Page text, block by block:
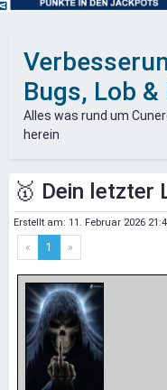
Bugs, Lob
Alles was rund um
herein
🥇 Dein letzter
Erstellt am: 11. Februar 2026
« 1 »